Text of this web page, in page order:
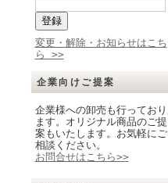
変更・解除・お知らせはこち
ら >>
企業向けご提案
企業様への卸売も行っており
ます。オリジナル商品のご提
案もいたします。お気軽にご
相談ください。
お問合せはこちら>>